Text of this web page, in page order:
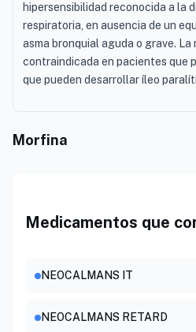
hipersensibilidad reconocida a la
respiratoria, en ausencia de un
asma bronquial aguda o grave. La
contraindicada en pacientes que
que pueden desarrollar íleo
Morfina
Medicamentos que
NEOCALMANS IT
NEOCALMANS RETARD